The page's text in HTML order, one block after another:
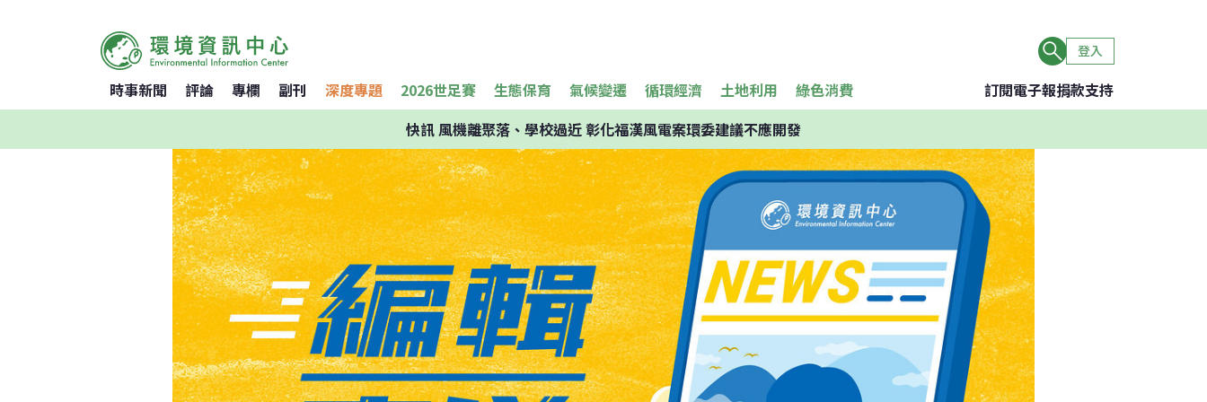
登入
時事新聞 評論 專欄 副刊 深度專題 2026世足賽 生態保育 氣候變遷 循環經濟 土地利用 綠色消費 訂閱電子報捐款支持
快訊風機離聚落、學校過近 彰化福漢風電案環委建議不應開發